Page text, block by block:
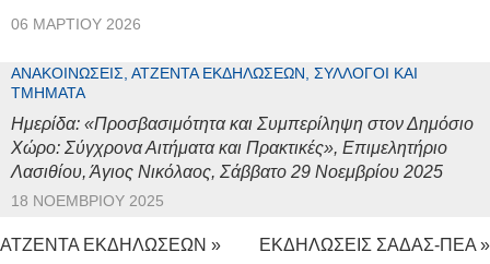
06 ΜΑΡΤΊΟΥ 2026
ΑΝΑΚΟΙΝΏΣΕΙΣ, ΑΤΖΈΝΤΑ ΕΚΔΗΛΏΣΕΩΝ, ΣΎΛΛΟΓΟΙ ΚΑΙ
ΤΜΉΜΑΤΑ
Ημερίδα: «Προσβασιμότητα και Συμπερίληψη στον Δημόσιο
Χώρο: Σύγχρονα Αιτήματα και Πρακτικές», Επιμελητήριο
Λασιθίου, Άγιος Νικόλαος, Σάββατο 29 Νοεμβρίου 2025
18 ΝΟΕΜΒΡΊΟΥ 2025
ΑΤΖΕΝΤΑ ΕΚΔΗΛΩΣΕΩΝ » ΕΚΔΗΛΩΣΕΙΣ ΣΑΔΑΣ-ΠΕΑ »